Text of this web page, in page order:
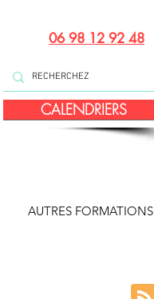
06 98 12 92 48
CALENDRIERS
AUTRES FORMATIONS